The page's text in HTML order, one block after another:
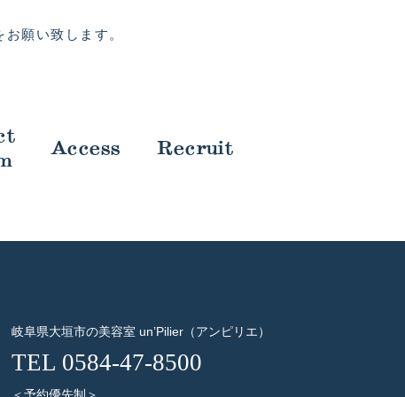
願い致します。
Access Recruit
岐阜県大垣市の美容室 un’Pilier（アンピリエ）
TEL 0584-47-8500